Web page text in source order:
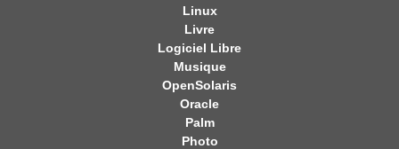
Linux
Livre
Logiciel Libre
Musique
OpenSolaris
Oracle
Palm
Photo